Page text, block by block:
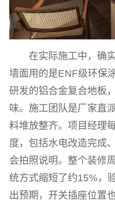
在实际施工中，确
墙面用的是ENF级环保
研发的铝合金复合地板
味。施工团队是厂家直
料堆放整齐。项目经理
度，包括水电改造完成
会拍照说明。整个装修
统方式缩短了约15%，
出预期，开关插座位置